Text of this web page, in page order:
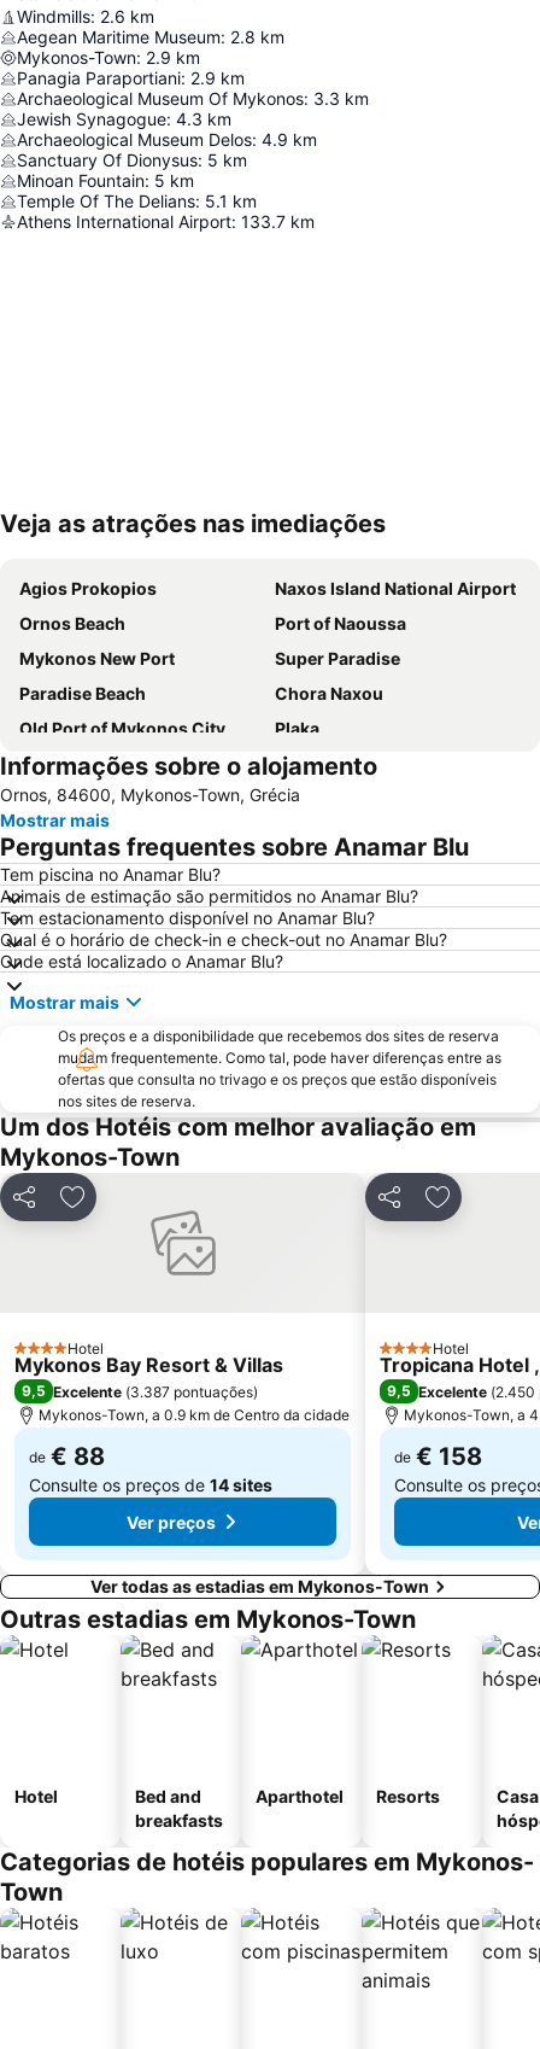
Windmills: 2.6 km
Aegean Maritime Museum: 2.8 km
Mykonos-Town: 2.9 km
Panagia Paraportiani: 2.9 km
Archaeological Museum Of Mykonos: 3.3 km
Jewish Synagogue: 4.3 km
Archaeological Museum Delos: 4.9 km
Sanctuary Of Dionysus: 5 km
Minoan Fountain: 5 km
Temple Of The Delians: 5.1 km
Athens International Airport: 133.7 km
Ampliar mapa
Veja as atrações nas imediações
Agios Prokopios
Naxos Island National Airport
Ornos Beach
Port of Naoussa
Mykonos New Port
Super Paradise
Paradise Beach
Chora Naxou
Old Port of Mykonos City
Plaka
Glyfada
Kalo Livadi
Psarou Beach
Mykonos Island National Airport
Paranga Beach
Syros Port
Punda Beach Club
Traditional Settlement of Mykonos
Elia
Agia Thalassa
Chryssi Akti
Marco Polo
1. Antanaklasis Music Festival Mykonos
Agrari
Chalandriani
Kastraki
Informações sobre o alojamento
Ornos, 84600, Mykonos-Town, Grécia
Mostrar mais
Perguntas frequentes sobre Anamar Blu
Tem piscina no Anamar Blu?
Animais de estimação são permitidos no Anamar Blu?
Tem estacionamento disponível no Anamar Blu?
Qual é o horário de check-in e check-out no Anamar Blu?
Onde está localizado o Anamar Blu?
Mostrar mais
Os preços e a disponibilidade que recebemos dos sites de reserva
mudam frequentemente. Como tal, pode haver diferenças entre as
ofertas que consulta no trivago e os preços que estão disponíveis
nos sites de reserva.
Um dos Hotéis com melhor avaliação em
Mykonos-Town
PartilharAdicionar aos favoritos
4 Estrelas
Hotel
Mykonos Bay Resort & Villas
9,5 Excelente (3.387 pontuações)
Mykonos-Town, a 0.9 km de Centro da cidade
de € 88
Consulte os preços de 14 sites
Ver preços
PartilharAdicionar
4 Estrelas
Hotel
Tropicana Hotel
9,5 Excelente (2.450
Mykonos-Town, a
de € 158
Consulte os
Ver todas as estadias em Mykonos-Town
Outras estadias em Mykonos-Town
Hotel
Bed and
breakfasts
Aparthotel Resorts
Categorias de hotéis populares em Mykonos-
Town